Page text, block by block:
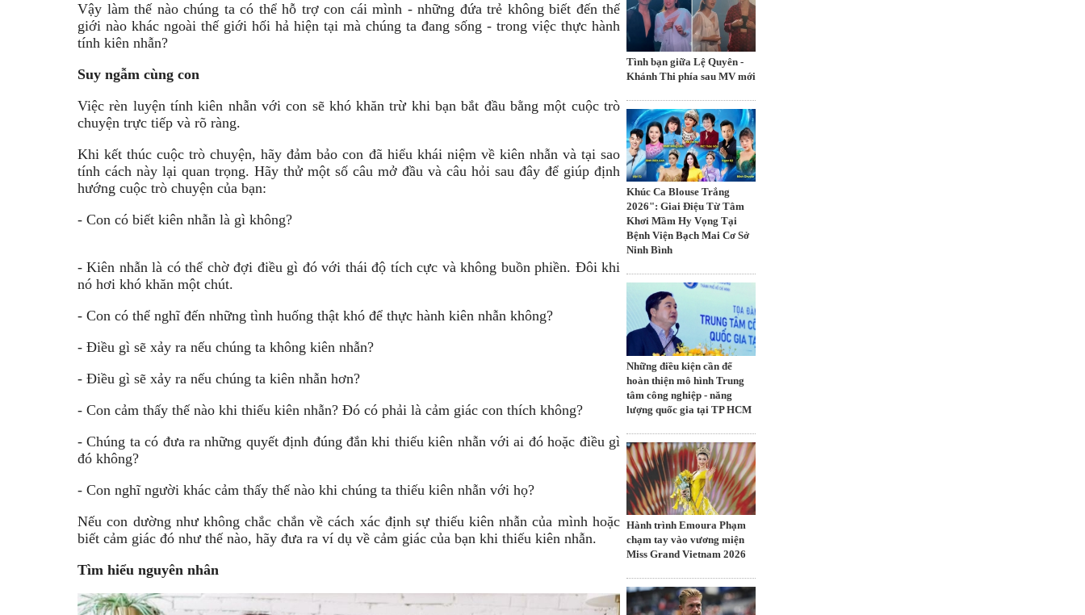
Vậy làm thế nào chúng ta có thể hỗ trợ con cái mình - những đứa trẻ không biết đến thế
giới nào khác ngoài thế giới hối hả hiện tại mà chúng ta đang sống - trong việc thực hành
tính kiên nhẫn?
Suy ngẫm cùng con
Việc rèn luyện tính kiên nhẫn với con sẽ khó khăn trừ khi bạn bắt đầu bằng một cuộc trò
chuyện trực tiếp và rõ ràng.
Khi kết thúc cuộc trò chuyện, hãy đảm bảo con đã hiểu khái niệm về kiên nhẫn và tại sao
tính cách này lại quan trọng. Hãy thử một số câu mở đầu và câu hỏi sau đây để giúp định
hướng cuộc trò chuyện của bạn:
- Con có biết kiên nhẫn là gì không?
- Kiên nhẫn là có thể chờ đợi điều gì đó với thái độ tích cực và không buồn phiền. Đôi khi
nó hơi khó khăn một chút.
- Con có thể nghĩ đến những tình huống thật khó để thực hành kiên nhẫn không?
- Điều gì sẽ xảy ra nếu chúng ta không kiên nhẫn?
- Điều gì sẽ xảy ra nếu chúng ta kiên nhẫn hơn?
- Con cảm thấy thế nào khi thiếu kiên nhẫn? Đó có phải là cảm giác con thích không?
- Chúng ta có đưa ra những quyết định đúng đắn khi thiếu kiên nhẫn với ai đó hoặc điều gì
đó không?
- Con nghĩ người khác cảm thấy thế nào khi chúng ta thiếu kiên nhẫn với họ?
Nếu con dường như không chắc chắn về cách xác định sự thiếu kiên nhẫn của mình hoặc
biết cảm giác đó như thế nào, hãy đưa ra ví dụ về cảm giác của bạn khi thiếu kiên nhẫn.
Tìm hiểu nguyên nhân
Tình bạn giữa Lệ Quyên -
Khánh Thi phía sau MV mới
Khúc Ca Blouse Trắng
2026": Giai Điệu Từ Tâm
Khơi Mầm Hy Vọng Tại
Bệnh Viện Bạch Mai Cơ Sở
Ninh Bình
Những điều kiện cần để
hoàn thiện mô hình Trung
tâm công nghiệp - năng
lượng quốc gia tại TP HCM
Hành trình Emoura Phạm
chạm tay vào vương miện
Miss Grand Vietnam 2026